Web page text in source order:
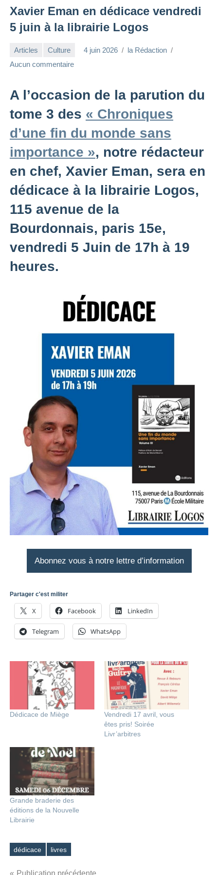
Xavier Eman en dédicace vendredi
5 juin à la librairie Logos
Articles Culture 4 juin 2026
la Rédaction
Aucun commentaire
A l’occasion de la parution du
tome 3 des « Chroniques
d’une fin du monde sans
importance », notre rédacteur
en chef, Xavier Eman, sera en
dédicace à la librairie Logos,
115 avenue de la
Bourdonnais, paris 15e,
vendredi 5 Juin de 17h à 19
heures.
Abonnez vous à notre lettre d’information
Partager c'est militer
X Facebook LinkedIn
Telegram WhatsApp
Dédicace de Miège
Vendredi 17 avril, vous
êtes pris! Soirée
Livr’arbitres
Grande braderie des
éditions de la Nouvelle
Librairie
Étiquettes
dédicace livres